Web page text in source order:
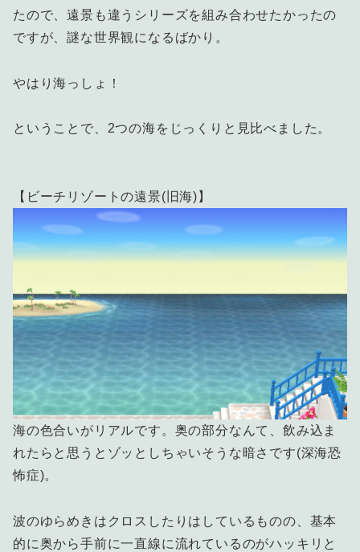
たので、遠景も違うシリーズを組み合わせたかったの
ですが、謎な世界観になるばかり。
やはり海っしょ！
ということで、2つの海をじっくりと見比べました。
【ビーチリゾートの遠景(旧海)】
海の色合いがリアルです。奥の部分なんて、飲み込ま
れたらと思うとゾッとしちゃいそうな暗さです(深海恐
怖症)。
波のゆらめきはクロスしたりはしているものの、基本
的に奥から手前に一直線に流れているのがハッキリと